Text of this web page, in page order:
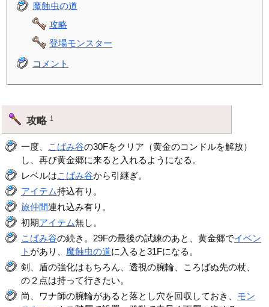
魔蝕虫の道
攻略
登場モンスター
コメント
攻略†
一度、 こばみ谷の30Fをクリア（黄金のコンドルを解放）
し、再び黄金郷に来ると入れるようになる。
レベルはこばみ谷から引継ぎ。
アイテム持込有り。
旅仲間連れ込み有り。
初期アイテム無し。
こばみ谷の続き。29Fの最後の試練のあと、黄金郷でイベン
ト があり、 魔蝕虫の道に入ると31Fになる。
剣、盾の強化はもちろん、透視の腕輪、ころばぬ先の杖、
の２点は持って行きたい。
尚、ワナ師の腕輪があると落とし穴を回収しておき、 モン